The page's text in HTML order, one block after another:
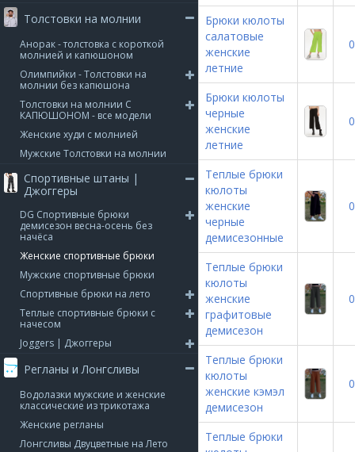
Толстовки на молнии
Анорак - толстовка с короткой
молнией и капюшоном
Олимпийки - Толстовки на
молнии без капюшона
Толстовки на молнии С
КАПЮШОНОМ - все модели
Женские худи с молнией
Мужские Толстовки на молнии
Спортивные штаны |
Джоггеры
DG Спортивные брюки
демисезон весна-осень без
начёса
Женские спортивные брюки
Мужские спортивные брюки
Спортивные брюки на лето
Теплые спортивные брюки с
начесом
Joggers | Джоггеры
Регланы и Лонгсливы
Водолазки мужские и женские
классические из трикотажа
Женские регланы
Лонгсливы Двуцветные на Лето
Брюки кюлоты
салатовые
женские
летние
0
Брюки кюлоты
черные
женские
летние
0
Теплые брюки
кюлоты
женские
черные
демисезонные
0
Теплые брюки
кюлоты
женские
графитовые
демисезон
0
Теплые брюки
кюлоты
женские кэмэл
демисезон
0
Теплые брюки